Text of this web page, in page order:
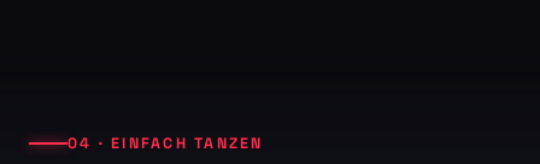
04 · EINFACH TANZEN